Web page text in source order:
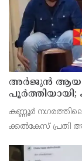
അര്‍ജുന്‍
പൂര്‍ത്തിയായി;
ഹാജരാക്കും
കണ്ണൂർ നഗരത്തിലെ
ക്കൽകേസ് പ്രതി